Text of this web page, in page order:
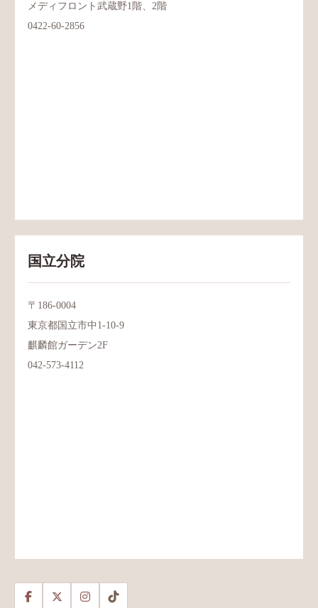
メディフロント武蔵野1階、2階
0422-60-2856
国立分院
〒186-0004
東京都国立市中1-10-9
麒麟館ガーデン2F
042-573-4112